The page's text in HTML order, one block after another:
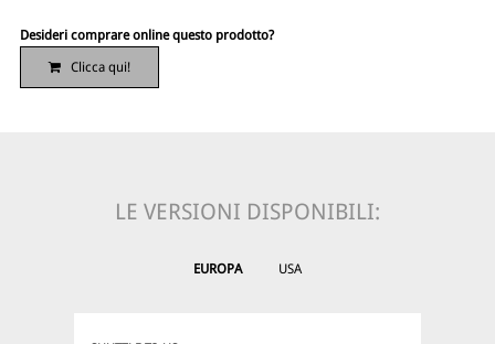
Desideri comprare online questo prodotto?
Clicca qui!
LE VERSIONI DISPONIBILI:
EUROPA USA